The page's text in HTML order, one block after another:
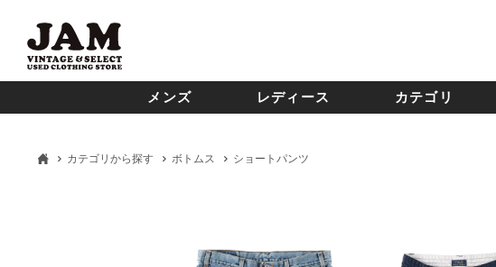
メンズ レディース カテゴリ
カテゴリから探す ボトムス ショートパンツ